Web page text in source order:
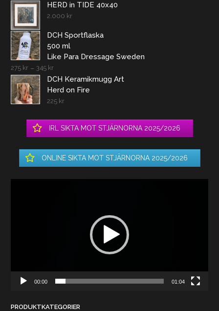
HERD in TIDE 40x40
2.000 kr
DCH Sportflaska
500 ml
Like Para Dressage Sweden
275 kr – 345 kr
DCH Keramikmugg Art
Herd on Fire
225 kr
IRL SIKTA MOT STJÄRNORNA 2025/2026
ONLINE SIKTA MOT STJÄRNORNA 2025/2026
00:00 01:04
PRODUKTKATEGORIER